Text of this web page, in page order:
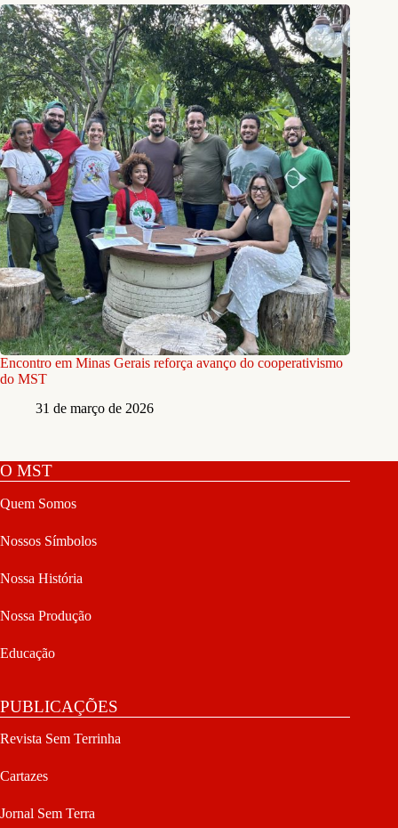
Encontro em Minas Gerais reforça avanço do cooperativismo
do MST
31 de março de 2026
O MST
Quem Somos
Nossos Símbolos
Nossa História
Nossa Produção
Educação
PUBLICAÇÕES
Revista Sem Terrinha
Cartazes
Jornal Sem Terra